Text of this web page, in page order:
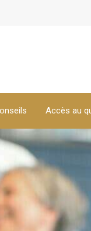
Accès au